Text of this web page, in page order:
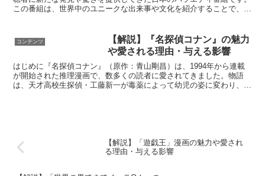
この番組は、世界中のユニークな出来事や文化を紹介することで、多
コンテンツ
【解説】『名探偵コナン』の魅力
や愛される理由・与える影響
はじめに『名探偵コナン』（原作：青山剛昌）は、1994年から連載
が開始された推理漫画で、数多くの読者に愛されてきました。物語
は、天才高校生探偵・工藤新一が毒薬によって幼児の姿に変わり、
【解説】「遊戯王」漫画の魅力や愛され
る理由・与える影響